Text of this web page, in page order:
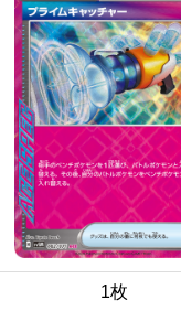
1枚